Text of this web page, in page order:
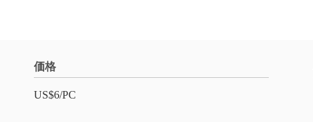
価格
US$6/PC